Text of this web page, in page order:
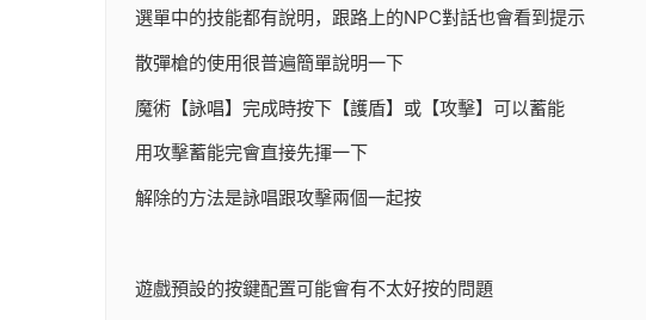
選單中的技能都有說明，跟路上的NPC對話也會看到提示
散彈槍的使用很普遍簡單說明一下
魔術【詠唱】完成時按下【護盾】或【攻擊】可以蓄能
用攻擊蓄能完會直接先揮一下
解除的方法是詠唱跟攻擊兩個一起按
遊戲預設的按鍵配置可能會有不太好按的問題